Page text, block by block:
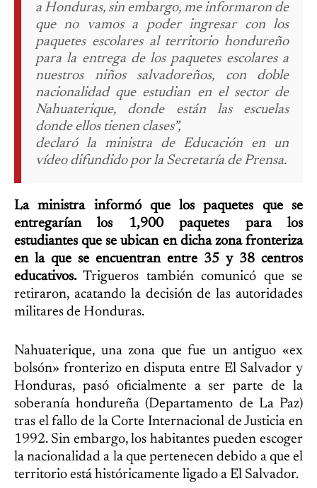
a Honduras, sin embargo, me informaron de
que no vamos a poder ingresar con los
paquetes escolares al territorio hondureño
para la entrega de los paquetes escolares a
nuestros niños salvadoreños, con doble
nacionalidad que estudian en el sector de
Nahuaterique, donde están las escuelas
donde ellos tienen clases”,
declaró la ministra de Educación en un
vídeo difundido por la Secretaría de Prensa.
La ministra informó que los paquetes que se
entregarían los 1,900 paquetes para los
estudiantes que se ubican en dicha zona fronteriza
en la que se encuentran entre 35 y 38 centros
educativos.Trigueros también comunicó que se
retiraron, acatando la decisión de las autoridades
militares de Honduras.
Nahuaterique, una zona que fue un antiguo «ex
bolsón» fronterizo en disputa entre El Salvador y
Honduras, pasó oficialmente a ser parte de la
soberanía hondureña (Departamento de La Paz)
tras el fallo de la Corte Internacional de Justicia en
1992. Sin embargo, los habitantes pueden escoger
la nacionalidad a la que pertenecen debido a que el
territorio está históricamente ligado a El Salvador.